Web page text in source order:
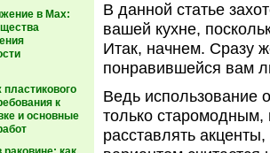
в Max:
пластикового
к
и основные
В данной статье
вашей кухне,
Итак, начнем. Сразу
понравившейся вам
Ведь использование
только
расставлять